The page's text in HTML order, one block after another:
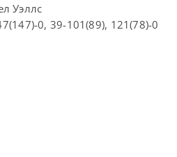
Уэллс
0, 39-101(89), 121(78)-0